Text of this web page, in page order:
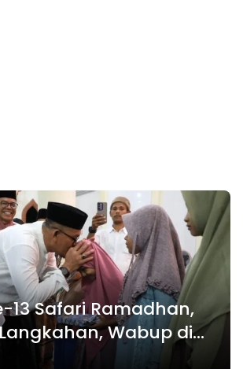
13 Safari Ramadhan,
Wabup di